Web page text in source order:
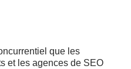
que les
et les agences de SEO